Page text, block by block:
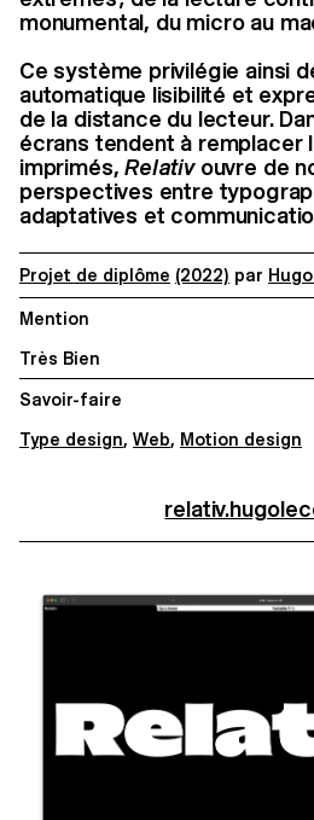
monumental, du micro au
Ce système privilégie ainsi
automatique lisibilité et
de la distance du lecteur.
écrans tendent à remplacer
imprimés,Relativouvre de
perspectives entre
adaptatives et
Projet de diplôme (2022) par
Mention
Très Bien
Savoir-faire
Type design, Web, Motion design